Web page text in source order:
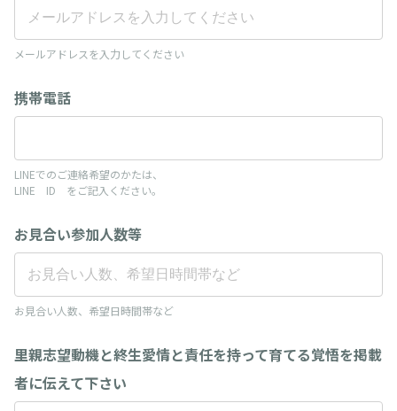
メールアドレスを入力してください
携帯電話
LINEでのご連絡希望のかたは、
LINE ID をご記入ください。
お見合い参加人数等
お見合い人数、希望日時間帯など
里親志望動機と終生愛情と責任を持って育てる覚悟を掲載
者に伝えて下さい